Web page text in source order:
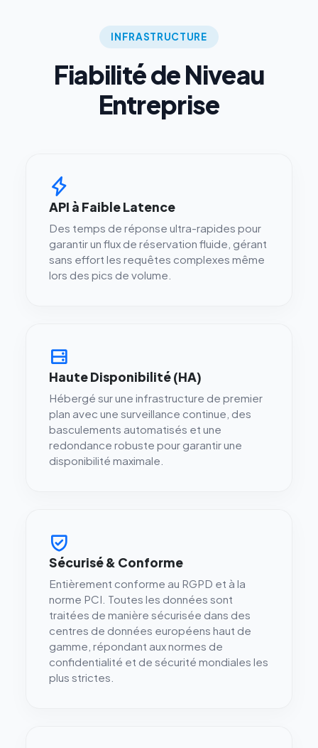
INFRASTRUCTURE
Fiabilité de Niveau
Entreprise
API à Faible Latence
Des temps de réponse ultra-rapides pour
garantir un flux de réservation fluide, gérant
sans effort les requêtes complexes même
lors des pics de volume.
Haute Disponibilité (HA)
Hébergé sur une infrastructure de premier
plan avec une surveillance continue, des
basculements automatisés et une
redondance robuste pour garantir une
disponibilité maximale.
Sécurisé & Conforme
Entièrement conforme au RGPD et à la
norme PCI. Toutes les données sont
traitées de manière sécurisée dans des
centres de données européens haut de
gamme, répondant aux normes de
confidentialité et de sécurité mondiales les
plus strictes.